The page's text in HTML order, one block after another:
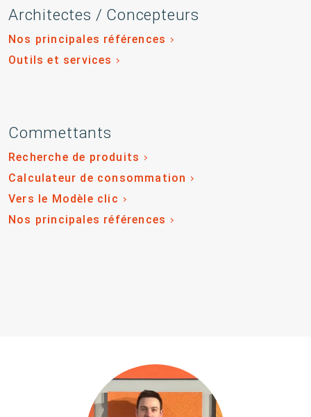
Architectes / Concepteurs
Nos principales références
Outils et services
Commettants
Recherche de produits
Calculateur de consommation
Vers le Modèle clic
Nos principales références